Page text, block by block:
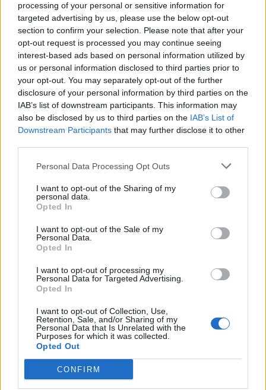
processing of your personal or sensitive information for
targeted advertising by us, please use the below opt-out
section to confirm your selection. Please note that after your
opt-out request is processed you may continue seeing
interest-based ads based on personal information utilized by
us or personal information disclosed to third parties prior to
your opt-out. You may separately opt-out of the further
disclosure of your personal information by third parties on the
IAB’s list of downstream participants. This information may
also be disclosed by us to third parties on the IAB’s List of
Downstream Participants that may further disclose it to other
Personal Data Processing Opt Outs
I want to opt-out of the Sharing of my
personal data.
Opted In
I want to opt-out of the Sale of my
Personal Data.
Opted In
I want to opt-out of processing my
Personal Data for Targeted Advertising.
Opted In
I want to opt-out of Collection, Use,
Retention, Sale, and/or Sharing of my
Personal Data that Is Unrelated with the
Purposes for which it was collected.
Opted Out
CONFIRM
Καθιέρωση της
σεξουαλικής
διαπαιδαγώγησης των
31/10/2017 - 02:00
ΕΒΕΑ: Ημερίδα για τις
υποχρεώσεις των
επιχειρήσεων και την
ανακύκλωση
ΡΟΗ ΕΙΔΗΣΕΩΝ